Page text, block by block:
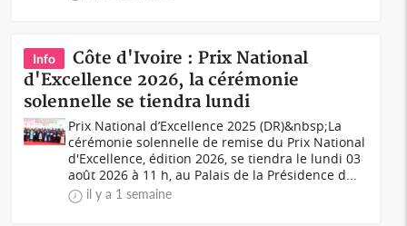
Info
Côte d'Ivoire : Prix National
d'Excellence 2026, la cérémonie
solennelle se tiendra lundi
Prix National d’Excellence 2025 (DR)&nbsp;La
cérémonie solennelle de remise du Prix National
d'Excellence, édition 2026, se tiendra le lundi 03
août 2026 à 11 h, au Palais de la Présidence d...
il y a 1 semaine